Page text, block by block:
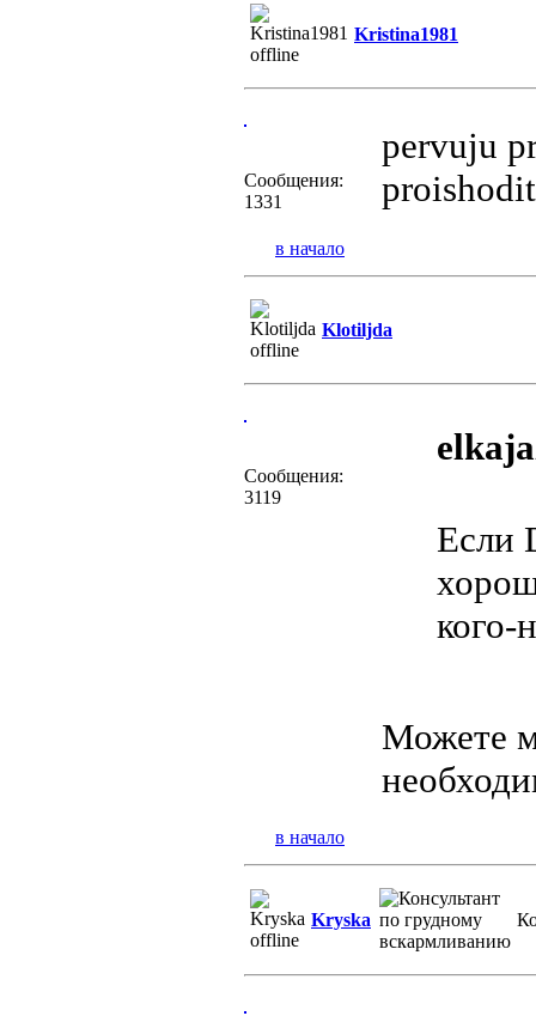
Kristina1981
Сообщения:
1331
pervuju
в начало
Klotiljda
Сообщения:
3119
Если
кого-
Можете
в начало
Kryska